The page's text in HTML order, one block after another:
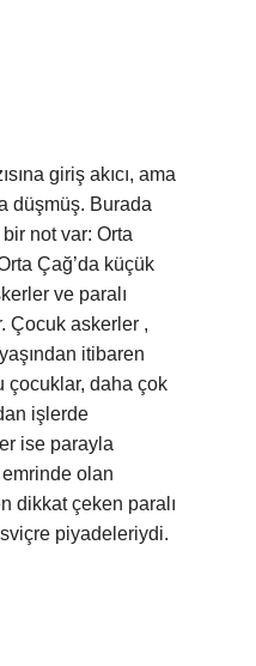
giriş akıcı, ama
düşmüş. Burada
not var: Orta
Çağ’da küçük
ve paralı
Çocuk askerler ,
itibaren
çocuklar, daha çok
işlerde
ise parayla
emrinde olan
dikkat çeken paralı
piyadeleriydi.